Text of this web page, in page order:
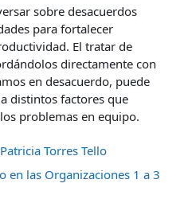
sobre desacuerdos
para fortalecer
El tratar de
directamente con
en desacuerdo, puede
distintos factores que
problemas en equipo.
Torres Tello
en las Organizaciones 1 a 3